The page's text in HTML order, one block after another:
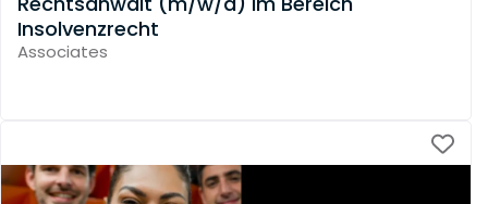
Insolvenzrecht
Associates